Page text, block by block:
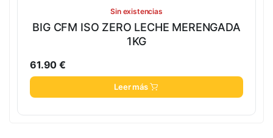
Sin existencias
BIG CFM ISO ZERO LECHE MERENGADA
1KG
61.90€
Leer más